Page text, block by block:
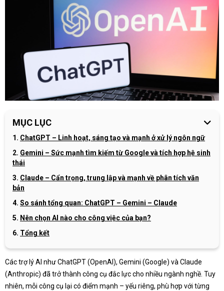
MỤC LỤC
ChatGPT – Linh hoạt, sáng tạo và mạnh ở xử lý ngôn ngữ
Gemini – Sức mạnh tìm kiếm từ Google và tích hợp hệ sinh
thái
Claude – Cẩn trọng, trung lập và mạnh về phân tích văn
bản
So sánh tổng quan: ChatGPT – Gemini – Claude
Nên chọn AI nào cho công việc của bạn?
Tổng kết
Các trợ lý AI như ChatGPT (OpenAI), Gemini (Google) và Claude
(Anthropic) đã trở thành công cụ đắc lực cho nhiều ngành nghề. Tuy
nhiên, mỗi công cụ lại có điểm mạnh – yếu riêng, phù hợp với từng